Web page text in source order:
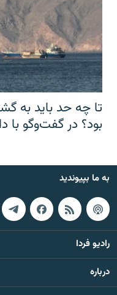
تا چه حد باید به
بود؟ در گفت‌وگو با
به ما بپیوندید
رادیو فردا
درباره